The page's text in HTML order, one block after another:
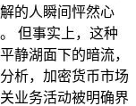
的人瞬间怦然心
但事实上，这种
静湖面下的暗流，
析，加密货币市场
业务活动被明确界